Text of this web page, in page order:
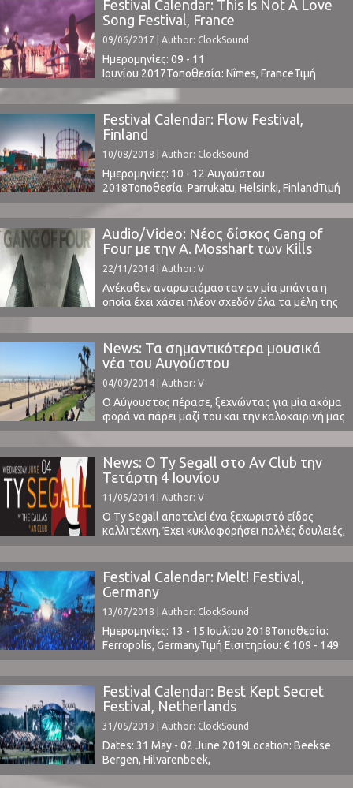
μήνες, έχοντας ένα νέο άλμπουμ. Το οποίο ...
Festival Calendar: This Is Not A Love
Song Festival, France
09/06/2017 | Author: ClockSound
Ημερομηνίες: 09 - 11
Ιουνίου 2017Τοποθεσία: Nîmes, FranceΤιμή
Εισιτηρίου: € 78Χωρητικότητα: -Το Line Up
περιλαμβάνει: Moderat, Thee Oh Sees, The Black
Angels, Jake Bugg, Grandaddy, Flying Lotus,
Whitney, The Growlers, Turbonegro, Baroness,
Bunnymen, more t.b.a.thisisnotalovesong.fr ⁪
Festival Calendar: Flow Festival,
Finland
10/08/2018 | Author: ClockSound
Ημερομηνίες: 10 - 12 Αυγούστου
2018Τοποθεσία: Parrukatu, Helsinki, FinlandΤιμή
Εισιτηρίου: € 169 (buy here)Χωρητικότητα:
12.500Το Line Up περιλαμβάνει:
t.b.awww.flowfestival.com ⁪ ⁪
Audio/Video: Νέος δίσκος Gang of
Four με την A. Mosshart των Kills
22/11/2014 | Author: V
Ανέκαθεν αναρωτιόμασταν αν μία μπάντα η
οποία έχει χάσει πλέον σχεδόν όλα τα μέλη της
αξίζει να διατηρεί το όνομα της. Το μόνο που
εξυπηρετεί κάτι τέτοιο είναι το marketing. Η
αλήθεια είναι ότι δουλεύει το κόλπο όμως (βλ.
Pink Floyd). Γιατί αν μαθαίναμε ότι ο Andy Gill
κυκλοφορεί νέο ...
News: Τα σημαντικότερα μουσικά
νέα του Αυγούστου
04/09/2014 | Author: V
Ο Αύγουστος πέρασε, ξεχνώντας για μία ακόμα
φορά να πάρει μαζί του και την καλοκαιρινή μας
διάθεση. Την οποία κρατούν ζωντανή κάποια
απομεινάρια των διακοπών. Όπως η κατά
μερικά εκατοστά μεγαλύτερη κοιλιά, η άρνηση
να φορέσει κανείς παπούτσι, η συνήθεια του να
γεμίζουμε συνεχώς το ψυγείο με τις
απαραίτητες για ...
News: O Ty Segall στο Αν Club την
Τετάρτη 4 Ιουνίου
11/05/2014 | Author: V
Ο Ty Segall αποτελεί ένα ξεχωριστό είδος
καλλιτέχνη. Έχει κυκλοφορήσει πολλές δουλειές,
είτε προσωπικές, είτε μέσω συνεργασιών, παρά
την μικρή του σχετικά ηλικία. Όλες όμως
κρατούν ένα υψηλό επίπεδο, γεγονός το οποίο
βρίσκει κανείς όλο και πιο δύσκολα στη μουσική.
Τα live του μας έχουν αφήσει της καλύτερες
εντυπώσεις. Όσοι ...
Festival Calendar: Melt! Festival,
Germany
13/07/2018 | Author: ClockSound
Ημερομηνίες: 13 - 15 Ιουλίου 2018Τοποθεσία:
Ferropolis, GermanyΤιμή Εισιτηρίου: € 109 - 149
(buy here)Χωρητικότητα: 25,000Το Line Up
περιλαμβάνει: t.b.a.www.meltfestival.de2017
Aftermovie ⁪
Festival Calendar: Best Kept Secret
Festival, Netherlands
31/05/2019 | Author: ClockSound
Dates: 31 May - 02 June 2019Location: Beekse
Bergen, Hilvarenbeek,
NetherlandsTickets | Lineup ⁪